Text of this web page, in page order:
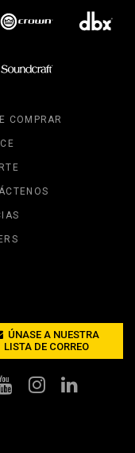
COMPRAR
ÚNASE A NUESTRA
LISTA DE CORREO